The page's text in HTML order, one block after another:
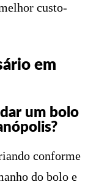
custo-
em
um bolo
conforme
do bolo e